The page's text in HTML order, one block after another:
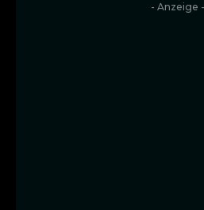
- Anzeige -